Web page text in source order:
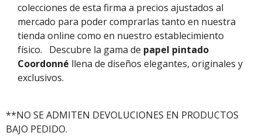
colecciones de esta firma a precios ajustados al
mercado para poder comprarlas tanto en nuestra
tienda online como en nuestro establecimiento
físico.
Descubre la gama de papel pintado
Coordonné llena de diseños elegantes, originales y
exclusivos.
**NO SE ADMITEN DEVOLUCIONES EN PRODUCTOS
BAJO PEDIDO.